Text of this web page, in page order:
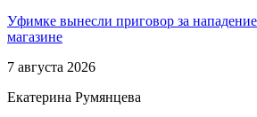
Уфимке вынесли приговор за
магазине
7 августа 2026
Екатерина Румянцева